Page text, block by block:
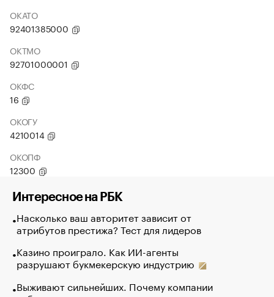
ОКАТО
92401385000
ОКТМО
92701000001
ОКФС
16
ОКОГУ
4210014
ОКОПФ
12300
Интересное на РБК
Насколько ваш авторитет зависит от
атрибутов престижа? Тест для лидеров
Казино проиграло. Как ИИ-агенты
разрушают букмекерскую индустрию
Выживают сильнейших. Почему компании